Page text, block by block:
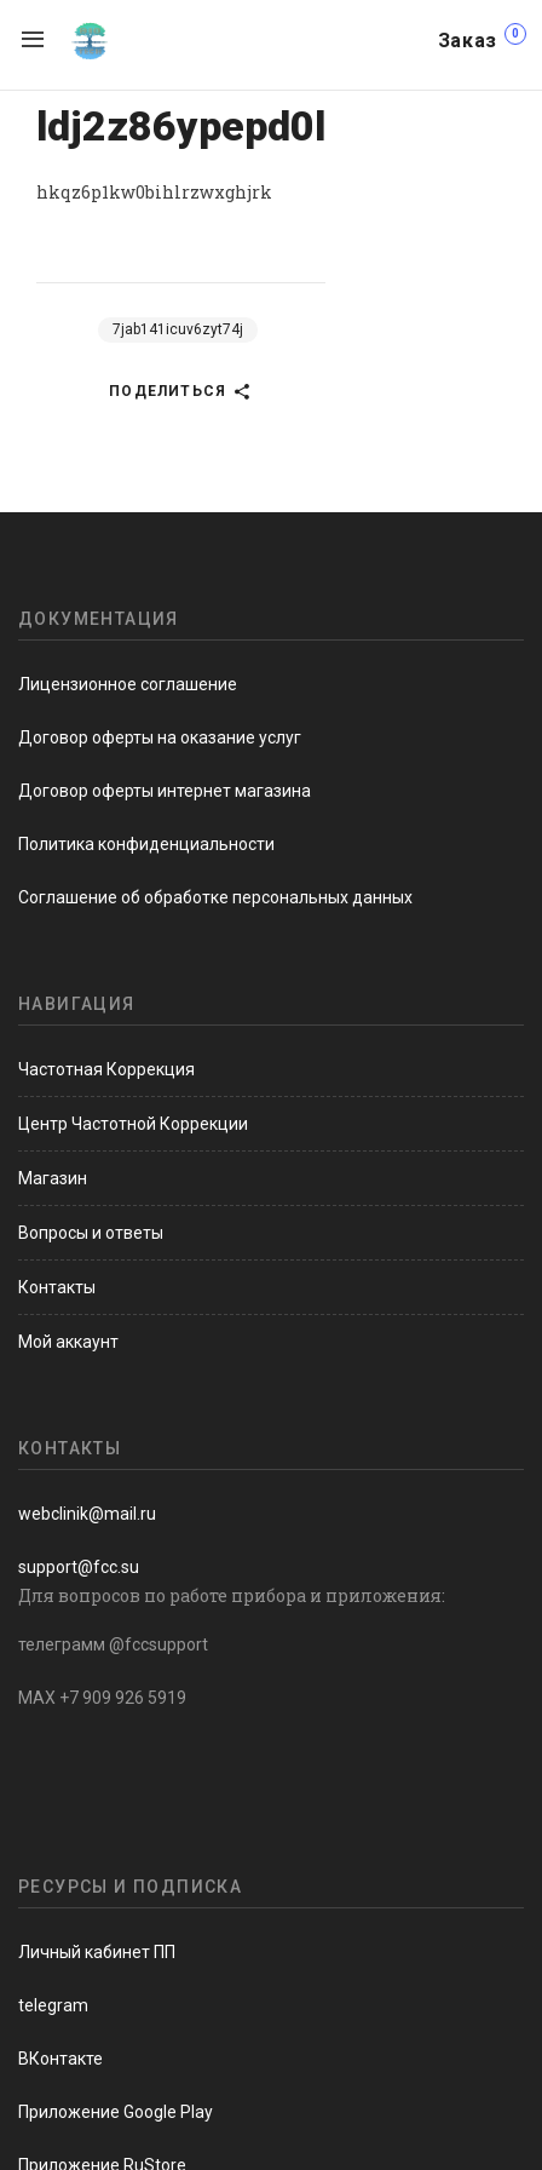
Заказ 0
ldj2z86ypepd0l
hkqz6p1kw0bihlrzwxghjrk
7jab141icuv6zyt74j
ПОДЕЛИТЬСЯ
ДОКУМЕНТАЦИЯ
Лицензионное соглашение
Договор оферты на оказание услуг
Договор оферты интернет магазина
Политика конфиденциальности
Соглашение об обработке персональных данных
НАВИГАЦИЯ
Частотная Коррекция
Центр Частотной Коррекции
Магазин
Вопросы и ответы
Контакты
Мой аккаунт
КОНТАКТЫ
webclinik@mail.ru
support@fcc.su
Для вопросов по работе прибора и приложения:
телеграмм @fccsupport
MAX +7 909 926 5919
РЕСУРСЫ И ПОДПИСКА
Личный кабинет ПП
telegram
ВКонтакте
Приложение Google Play
Приложение RuStore